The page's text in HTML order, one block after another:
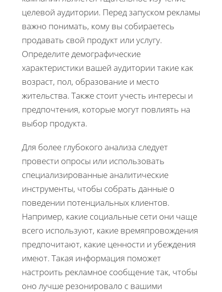
целевой аудитории. Перед запуском рекламы
важно понимать, кому вы собираетесь
продавать свой продукт или услугу.
Определите демографические
характеристики вашей аудитории такие как
возраст, пол, образование и место
жительства. Также стоит учесть интересы и
предпочтения, которые могут повлиять на
выбор продукта.
Для более глубокого анализа следует
провести опросы или использовать
специализированные аналитические
инструменты, чтобы собрать данные о
поведении потенциальных клиентов.
Например, какие социальные сети они чаще
всего используют, какие времяпровождения
предпочитают, какие ценности и убеждения
имеют. Такая информация поможет
настроить рекламное сообщение так, чтобы
оно лучше резонировало с вашими